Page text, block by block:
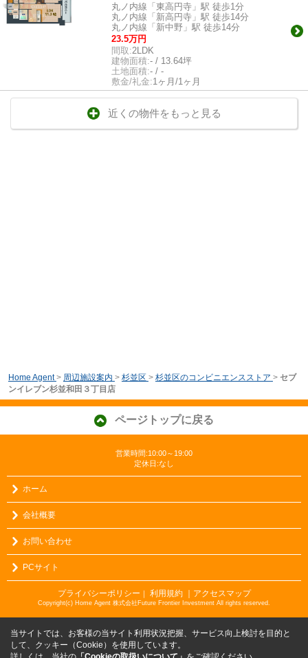
丸ノ内線「東高円寺」駅 徒歩1分
丸ノ内線「新高円寺」駅 徒歩14分
丸ノ内線「新中野」駅 徒歩14分
23.5万円
間取:2LDK
建物面積:- / 13.64坪
土地面積:- / -
敷金/礼金:1ヶ月/1ヶ月
近くの物件をもっと見る
Home Agent > 周辺施設案内 > 杉並区 > 杉並区のコンビニエンスストア > セブ
ンイレブン杉並和田３丁目店
ページトップに戻る
営業時間:10:00～19:00
定休日:なし
ホーム
会社概要
お問い合わせ
PCサイト
プライバシーポリシー ｜ 利用規約 ｜アクセスマップ
Copyright(c) Home Agent 株式会社Future Frontier Investment All rights reserved.
当サイトでは、お客様の当サイト利用状況把握、サービス向上検討を目的と
して、クッキー（Cookie）を使用しています。